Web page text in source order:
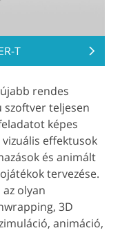
T
rendes
szoftver teljesen
képes
effektusok
és animált
tervezése.
olyan
3D
animáció,